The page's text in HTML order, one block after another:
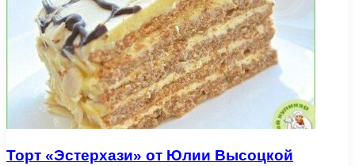
Торт «Эстерхази» от Юлии Высоцкой